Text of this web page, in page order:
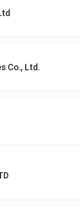
Co., Ltd.